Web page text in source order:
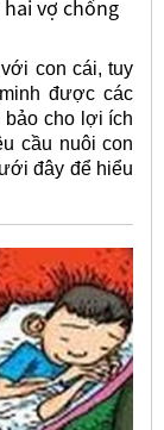
vợ chồng
con cái, tuy
được các
cho lợi ích
cầu nuôi con
đây để hiểu